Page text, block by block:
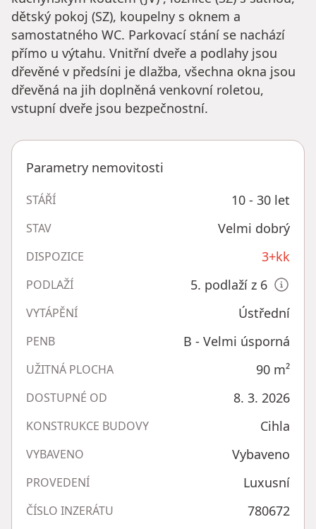
dětský pokoj (SZ), koupelny s oknem a
samostatného WC. Parkovací stání se nachází
přímo u výtahu. Vnitřní dveře a podlahy jsou
dřevěné v předsíni je dlažba, všechna okna jsou
dřevěná na jih doplněná venkovní roletou,
vstupní dveře jsou bezpečnostní.
Parametry nemovitosti
STÁŘÍ 10 - 30 let
STAV Velmi dobrý
DISPOZICE 3+kk
PODLAŽÍ 5. podlaží z 6
VYTÁPĚNÍ Ústřední
PENB B - Velmi úsporná
UŽITNÁ PLOCHA 90 m²
DOSTUPNÉ OD 8. 3. 2026
KONSTRUKCE BUDOVY Cihla
VYBAVENO Vybaveno
PROVEDENÍ Luxusní
ČÍSLO INZERÁTU 780672